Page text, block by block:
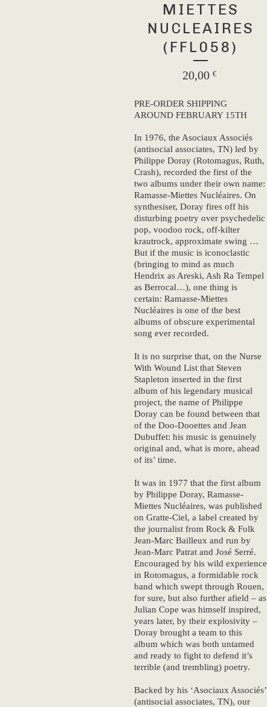
MIETTES
NUCLEAIRES
(FFL058)
20,00 €
PRE-ORDER SHIPPING
AROUND FEBRUARY 15TH
In 1976, the Asociaux Associés
(antisocial associates, TN) led by
Philippe Doray (Rotomagus, Ruth,
Crash), recorded the first of the
two albums under their own name:
Ramasse-Miettes Nucléaires. On
synthesiser, Doray fires off his
disturbing poetry over psychedelic
pop, voodoo rock, off-kilter
krautrock, approximate swing …
But if the music is iconoclastic
(bringing to mind as much
Hendrix as Areski, Ash Ra Tempel
as Berrocal…), one thing is
certain: Ramasse-Miettes
Nucléaires is one of the best
albums of obscure experimental
song ever recorded.
It is no surprise that, on the Nurse
With Wound List that Steven
Stapleton inserted in the first
album of his legendary musical
project, the name of Philippe
Doray can be found between that
of the Doo-Dooettes and Jean
Dubuffet: his music is genuinely
original and, what is more, ahead
of its’ time.
It was in 1977 that the first album
by Philippe Doray, Ramasse-
Miettes Nucléaires, was published
on Gratte-Ciel, a label created by
the journalist from Rock & Folk
Jean-Marc Bailleux and run by
Jean-Marc Patrat and José Serré.
Encouraged by his wild experience
in Rotomagus, a formidable rock
band which swept through Rouen,
for sure, but also further afield – as
Julian Cope was himself inspired,
years later, by their explosivity –
Doray brought a team to this
album which was both untamed
and ready to fight to defend it’s
terrible (and trembling) poetry.
Backed by his ‘Asociaux Associés’
(antisocial associates, TN), our